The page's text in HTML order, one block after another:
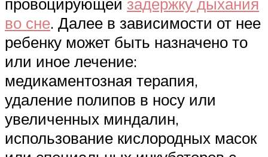
во сне. Далее в зависимости от нее
ребенку может быть назначено то
или иное лечение:
медикаментозная терапия,
удаление полипов в носу или
увеличенных миндалин,
использование кислородных масок